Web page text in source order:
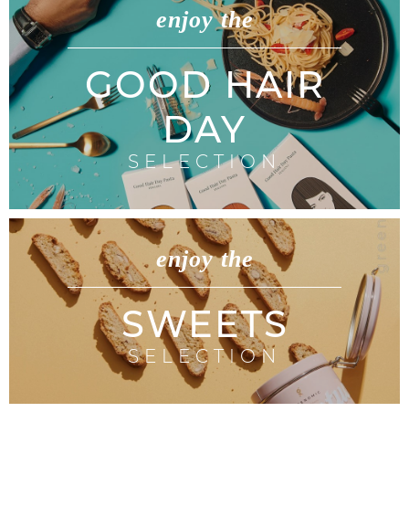
enjoy the
GOOD HAIR
DAY
SELECTION
enjoy the
SWEETS
SELECTION